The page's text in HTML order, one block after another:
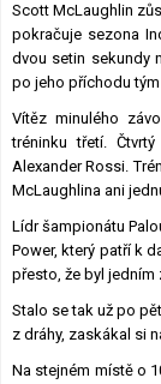
Scott McLaughlin
pokračuje sezona
dvou setin sekundy
po jeho příchodu
Vítěz minulého
tréninku třetí.
Alexander Rossi.
McLaughlina ani
Lídr šampionátu
Power, který patří k
přesto, že byl
Stalo se tak už po
z dráhy, zaskákal si
Na stejném místě o